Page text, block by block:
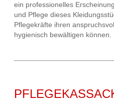
ein professionelles
und Pflege dieses
Pflegekräfte ihren
hygienisch bewältigen können.